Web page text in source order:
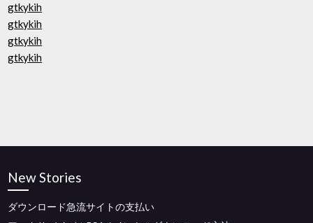
gtkykih
gtkykih
gtkykih
gtkykih
New Stories
ダウンロード急流サイトの支払い